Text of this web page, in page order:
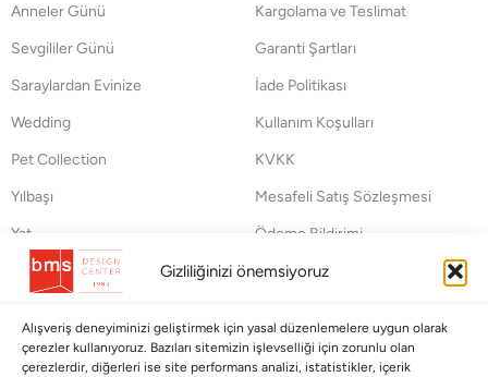
Gizliliğinizi önemsiyoruz
Alışveriş deneyiminizi geliştirmek için yasal düzenlemelere uygun olarak
çerezler kullanıyoruz. Bazıları sitemizin işlevselliği için zorunlu olan
çerezlerdir, diğerleri ise site performans analizi, istatistikler, içerik
Anneler Günü
Sevgililer Günü
Saraylardan Evinize
Wedding
Pet Collection
Yılbaşı
Yat
Kargolama ve Teslimat
Garanti Şartları
İade Politikası
Kullanım Koşulları
KVKK
Mesafeli Satış Sözleşmesi
Ödeme Bildirimi
Hata Bildirim Formu
BÜLTENİMİZE ABONE OLUN
Kayıt olun ve fırsatlardan ilk siz yararlanın!